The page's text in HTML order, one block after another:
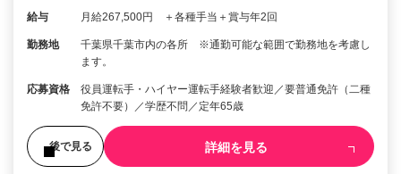
給与 月給267,500円 ＋各種手当＋賞与年2回
勤務地
千葉県千葉市内の各所 ※通勤可能な範囲で勤務地を考慮し
ます。
応募資格
役員運転手・ハイヤー運転手経験者歓迎／要普通免許（二種
免許不要）／学歴不問／定年65歳
後で見る 詳細を見る